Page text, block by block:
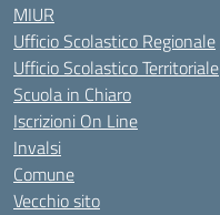
MIUR
Ufficio Scolastico Regionale
Ufficio Scolastico Territoriale
Scuola in Chiaro
Iscrizioni On Line
Invalsi
Comune
Vecchio sito